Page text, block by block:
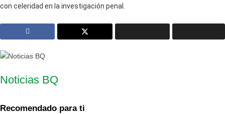
con celeridad en la investigación penal.
Noticias BQ
Recomendado para ti